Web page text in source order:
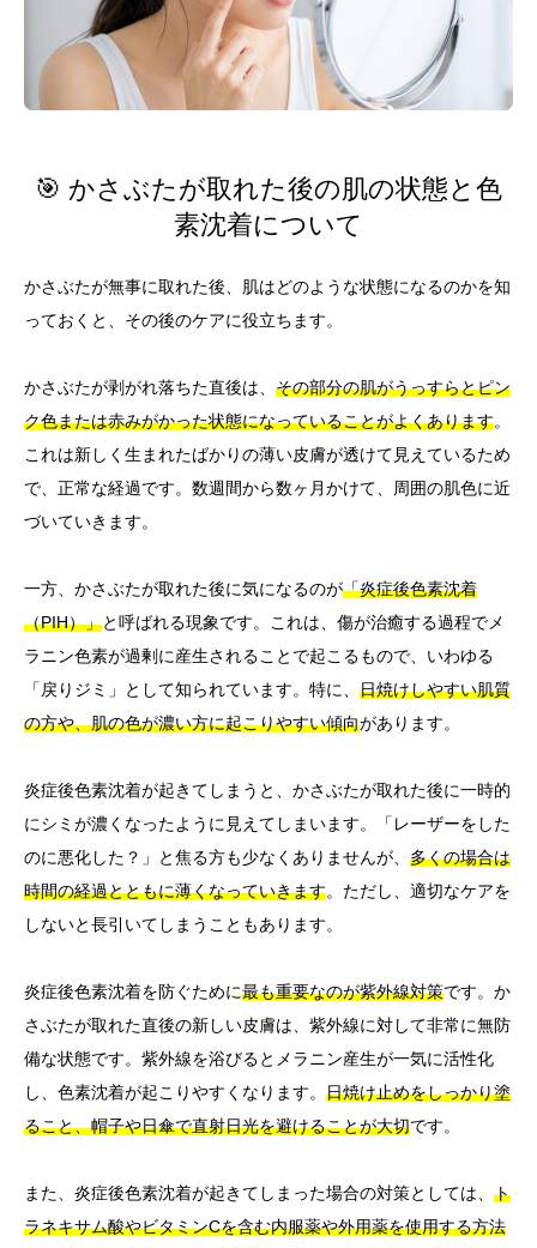
🎯 かさぶたが取れた後の肌の状態と色
素沈着について
かさぶたが無事に取れた後、肌はどのような状態になるのかを知
っておくと、その後のケアに役立ちます。
かさぶたが剥がれ落ちた直後は、 その部分の肌がうっすらとピン
ク色または赤みがかった状態になっていることがよくあります。
これは新しく生まれたばかりの薄い皮膚が透けて見えているため
で、正常な経過です。数週間から数ヶ月かけて、周囲の肌色に近
づいていきます。
一方、かさぶたが取れた後に気になるのが「炎症後色素沈着
（PIH）」と呼ばれる現象です。これは、傷が治癒する過程でメ
ラニン色素が過剰に産生されることで起こるもので、いわゆる
「戻りジミ」として知られています。特に、 日焼けしやすい肌質
の方や、肌の色が濃い方に起こりやすい傾向があります。
炎症後色素沈着が起きてしまうと、かさぶたが取れた後に一時的
にシミが濃くなったように見えてしまいます。「レーザーをした
のに悪化した？」と焦る方も少なくありませんが、 多くの場合は
時間の経過とともに薄くなっていきます。ただし、適切なケアを
しないと長引いてしまうこともあります。
炎症後色素沈着を防ぐために最も重要なのが紫外線対策です。か
さぶたが取れた直後の新しい皮膚は、紫外線に対して非常に無防
備な状態です。紫外線を浴びるとメラニン産生が一気に活性化
し、色素沈着が起こりやすくなります。 日焼け止めをしっかり塗
ること、帽子や日傘で直射日光を避けることが大切です。
また、炎症後色素沈着が起きてしまった場合の対策としては、 ト
ラネキサム酸やビタミンCを含む内服薬や外用薬を使用する方法